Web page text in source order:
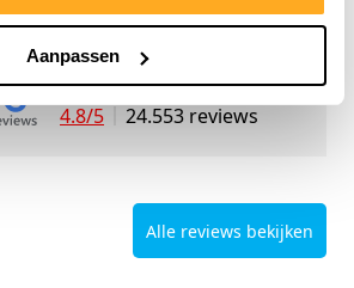
Aanpassen
4.8/5 24.553 reviews
Alle reviews bekijken